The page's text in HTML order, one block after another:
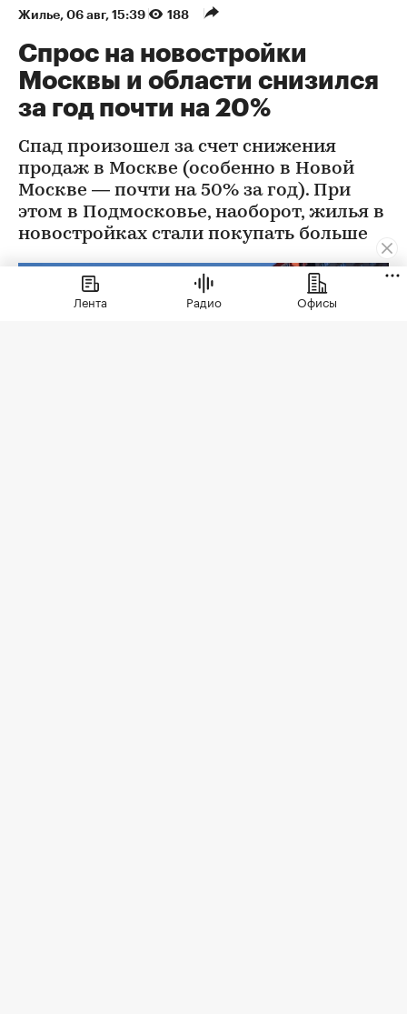
Жилье⁠, 06 авг, 15:39 188
Спрос на новостройки
Москвы и области снизился
за год почти на 20%
Спад произошел за счет снижения
продаж в Москве (особенно в Новой
Москве — почти на 50% за год). При
этом в Подмосковье, наоборот, жилья в
новостройках стали покупать больше
Лента Радио Офисы